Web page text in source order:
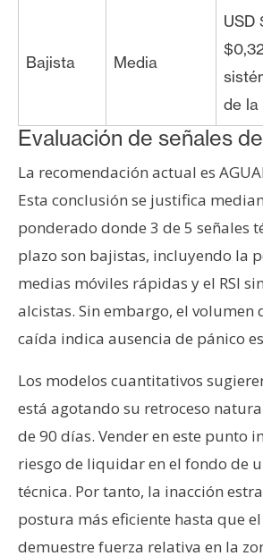
Bajista Media
USD
de la
Evaluación de señales
La recomendación actual es
Esta conclusión se justifica
ponderado donde 3 de 5 señales
plazo son bajistas, incluyendo la
medias móviles rápidas y el RSI
alcistas. Sin embargo, el volumen
caída indica ausencia de pánico
Los modelos cuantitativos
está agotando su retroceso
de 90 días. Vender en este punto
riesgo de liquidar en el fondo de
técnica. Por tanto, la inacción
postura más eficiente hasta que
demuestre fuerza relativa en la